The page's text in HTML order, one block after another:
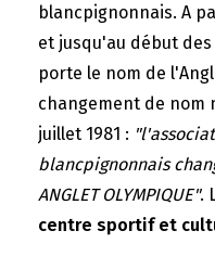
blancpignonnais. A
et jusqu'au début
porte le nom de
changement de nom
juillet 1981 :
blancpignonnais
ANGLET OLYMPIQUE".
centre sportif et